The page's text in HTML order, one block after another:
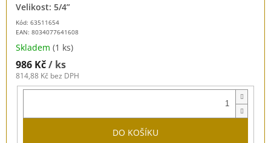
Kód: 63511654
EAN: 8034077641608
Velikost: 5/4”
Skladem (1 ks)
986 Kč/ ks
814,88 Kč bez DPH
DO KOŠÍKU